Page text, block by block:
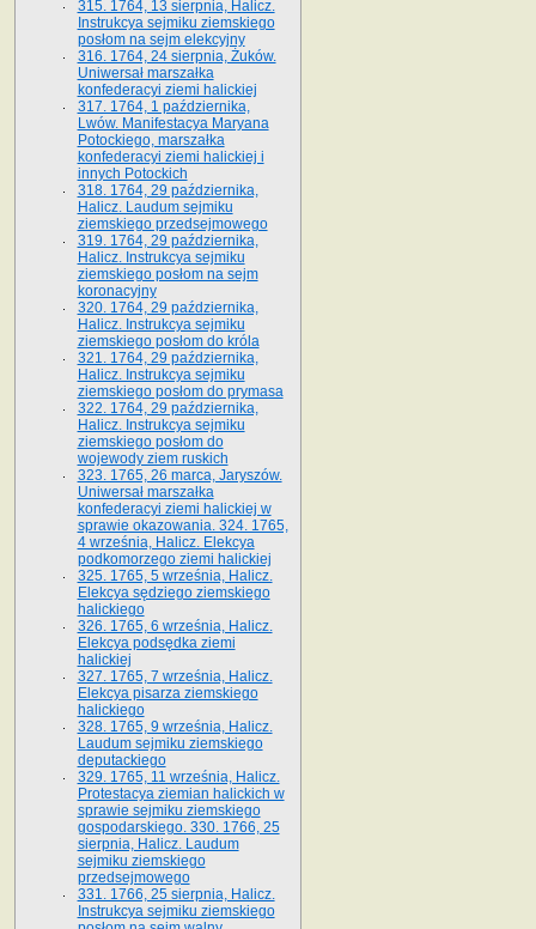
315. 1764, 13 sierpnia, Halicz.
Instrukcya sejmiku ziemskiego
posłom na sejm elekcyjny
316. 1764, 24 sierpnia, Żuków.
Uniwersał marszałka
konfederacyi ziemi halickiej
317. 1764, 1 października,
Lwów. Manifestacya Maryana
Potockiego, marszałka
konfederacyi ziemi halickiej i
innych Potockich
318. 1764, 29 października,
Halicz. Laudum sejmiku
ziemskiego przedsejmowego
319. 1764, 29 października,
Halicz. Instrukcya sejmiku
ziemskiego posłom na sejm
koronacyjny
320. 1764, 29 października,
Halicz. Instrukcya sejmiku
ziemskiego posłom do króla
321. 1764, 29 października,
Halicz. Instrukcya sejmiku
ziemskiego posłom do prymasa
322. 1764, 29 października,
Halicz. Instrukcya sejmiku
ziemskiego posłom do
wojewody ziem ruskich
323. 1765, 26 marca, Jaryszów.
Uniwersał marszałka
konfederacyi ziemi halickiej w
sprawie okazowania. 324. 1765,
4 września, Halicz. Elekcya
podkomorzego ziemi halickiej
325. 1765, 5 września, Halicz.
Elekcya sędziego ziemskiego
halickiego
326. 1765, 6 września, Halicz.
Elekcya podsędka ziemi
halickiej
327. 1765, 7 września, Halicz.
Elekcya pisarza ziemskiego
halickiego
328. 1765, 9 września, Halicz.
Laudum sejmiku ziemskiego
deputackiego
329. 1765, 11 września, Halicz.
Protestacya ziemian halickich w
sprawie sejmiku ziemskiego
gospodarskiego. 330. 1766, 25
sierpnia, Halicz. Laudum
sejmiku ziemskiego
przedsejmowego
331. 1766, 25 sierpnia, Halicz.
Instrukcya sejmiku ziemskiego